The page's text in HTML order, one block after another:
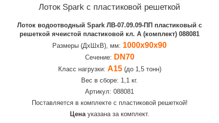
Лоток Spark с пластиковой решеткой
Лоток водоотводный Spark ЛВ-07.09.09-ПП пластиковый с
решеткой ячеистой пластиковой кл. А (комплект) 088081
Размеры (ДхШхВ), мм: 1000х90х90
Сечение: DN70
Класс нагрузки: А15(до 1,5 тонн)
Вес в сборе: 1,1 кг.
Артикул: 088081
Поставляется в комплекте с пластиковой решеткой!
Ценауказана за комплект.